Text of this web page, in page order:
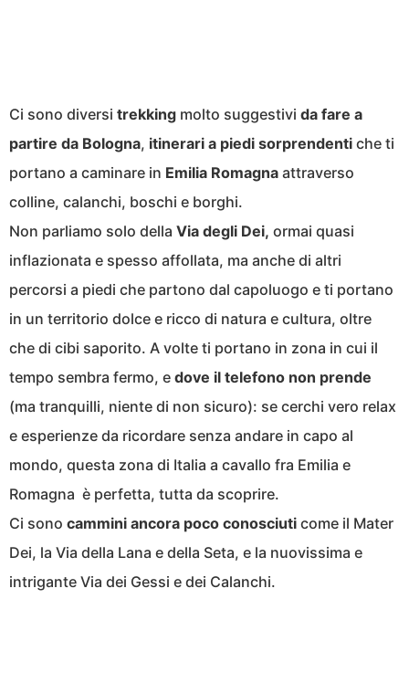
Ci sono diversi trekking molto suggestivi da fare a
partire da Bologna, itinerari a piedi sorprendenti che ti
portano a caminare in Emilia Romagna attraverso
colline, calanchi, boschi e borghi.
Non parliamo solo della Via degli Dei, ormai quasi
inflazionata e spesso affollata, ma anche di altri
percorsi a piedi che partono dal capoluogo e ti portano
in un territorio dolce e ricco di natura e cultura, oltre
che di cibi saporito. A volte ti portano in zona in cui il
tempo sembra fermo, e dove il telefono non prende
(ma tranquilli, niente di non sicuro): se cerchi vero relax
e esperienze da ricordare senza andare in capo al
mondo, questa zona di Italia a cavallo fra Emilia e
Romagna è perfetta, tutta da scoprire.
Ci sono cammini ancora poco conosciuti come il Mater
Dei, la Via della Lana e della Seta, e la nuovissima e
intrigante Via dei Gessi e dei Calanchi.